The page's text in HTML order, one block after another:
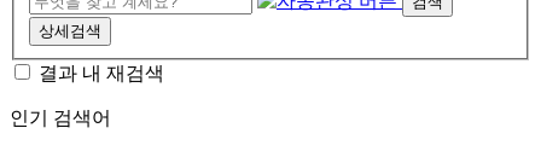
상세검색
결과 내 재검색
인기 검색어